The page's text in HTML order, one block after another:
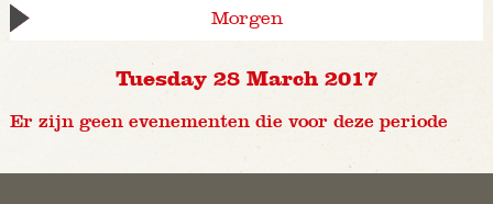
Morgen
Tuesday 28 March 2017
Er zijn geen evenementen die voor deze periode